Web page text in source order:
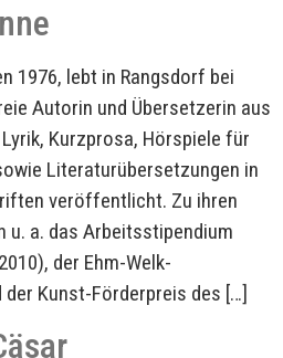
1976, lebt in Rangsdorf bei
Autorin und Übersetzerin aus
Kurzprosa, Hörspiele für
Literaturübersetzungen in
veröffentlicht. Zu ihren
u. a. das Arbeitsstipendium
der Ehm-Welk-
Kunst-Förderpreis des […]